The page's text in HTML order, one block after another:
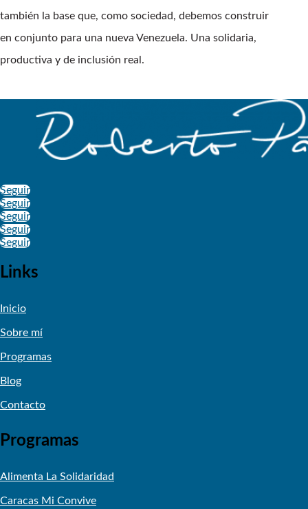
también la base que, como sociedad, debemos construir
en conjunto para una nueva Venezuela. Una solidaria,
productiva y de inclusión real.
Seguir
Seguir
Seguir
Seguir
Seguir
Links
Inicio
Sobre mí
Programas
Blog
Contacto
Programas
Alimenta La Solidaridad
Caracas Mi Convive